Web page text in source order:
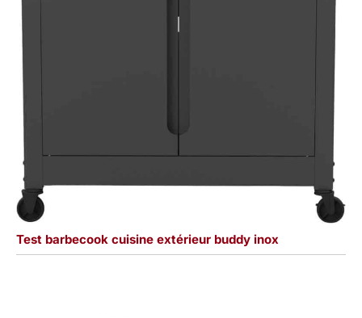
Test barbecook cuisine extérieur buddy inox